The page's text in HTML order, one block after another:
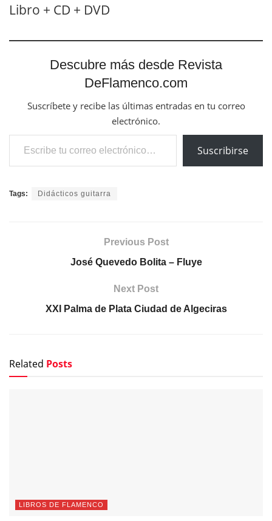
Libro + CD + DVD
Descubre más desde Revista
DeFlamenco.com
Suscríbete y recibe las últimas entradas en tu correo
electrónico.
Escribe tu correo electrónico…
Suscribirse
Tags: Didácticos guitarra
Previous Post
José Quevedo Bolita – Fluye
Next Post
XXI Palma de Plata Ciudad de Algeciras
Related Posts
LIBROS DE FLAMENCO